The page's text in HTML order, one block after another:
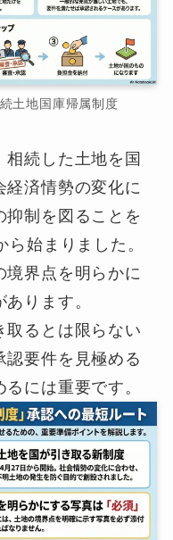
土地国庫帰属制度
相続した土地を国
経済情勢の変化に
制を図ることを
始まりました。
境界点を明らかに
ります。
取るとは限らない
要件を見極める
には重要です。